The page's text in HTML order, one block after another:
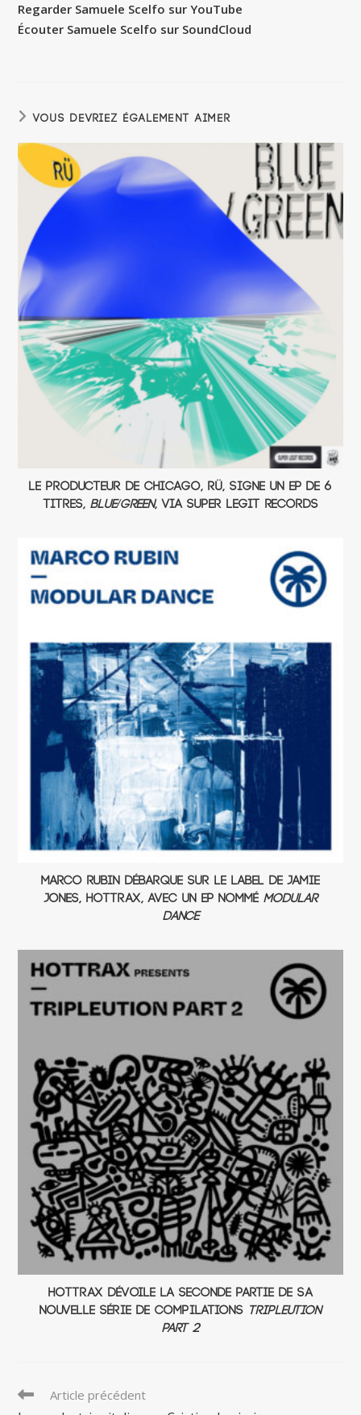
Regarder Samuele Scelfo sur YouTube
Écouter Samuele Scelfo sur SoundCloud
VOUS DEVRIEZ ÉGALEMENT AIMER
Le producteur de Chicago, rü, signe un EP de 6
titres, Blue/Green, via Super Legit Records
Marco Rubin débarque sur le label de Jamie
Jones, Hottrax, avec un EP nommé Modular
Dance
Hottrax dévoile la seconde partie de sa
nouvelle série de compilations Tripleution
Part 2
Read
more
Article précédent